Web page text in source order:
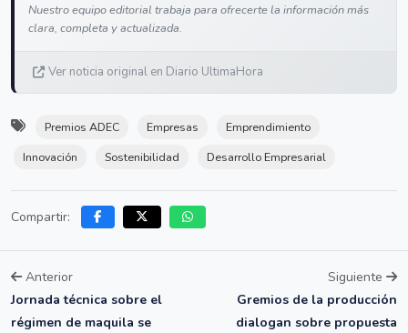
Nuestro equipo editorial trabaja para ofrecerte la información más
clara, completa y actualizada.
Ver noticia original en Diario UltimaHora
Premios ADEC Empresas
Emprendimiento
Innovación
Sostenibilidad Desarrollo Empresarial
Compartir:
Anterior
Jornada técnica sobre el
régimen de maquila se
Siguiente
Gremios de la producción
dialogan sobre propuesta